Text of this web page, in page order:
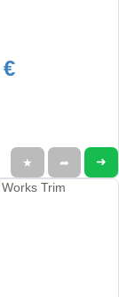
★ ➦ ➜